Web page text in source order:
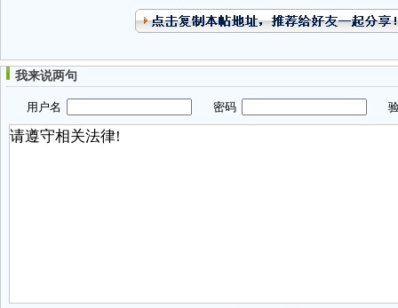
我来说两句
用户名 密码 验